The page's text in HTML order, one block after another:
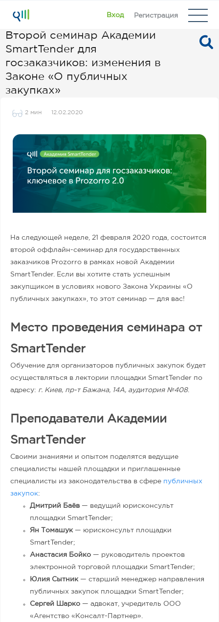
Вход Регистрация
Второй семинар Академии
SmartTender для
госзаказчиков: изменения в
Законе «О публичных
закупках»
2 мин 12.02.2020
На следующей неделе, 21 февраля 2020 года, состоится
второй оффлайн-семинар для государственных
заказчиков Prozorro в рамках новой Академии
SmartTender. Если вы хотите стать успешным
закупщиком в условиях нового Закона Украины «О
публичных закупках», то этот семинар — для вас!
Место проведения семинара от
SmartTender
Обучение для организаторов публичных закупок будет
осуществляться в лектории площадки SmartTender по
адресу: г. Киев, пр-т Бажана, 14А, аудитория №408.
Преподаватели Академии
SmartTender
Своими знаниями и опытом поделятся ведущие
специалисты нашей площадки и приглашенные
специалисты из законодательства в сфере публичных
закупок:
Дмитрий Баёв — ведущий юрисконсульт
площадки SmartTender;
Ян Томашук— юрисконсульт площадки
SmartTender;
Анастасия Бойко — руководитель проектов
электронной торговой площадки SmartTender;
Юлия Сытник— старший менеджер направления
публичных закупок площадки SmartTender;
Сергей Шарко — адвокат, учредитель ООО
«Агентство «Консалт-Партнер».